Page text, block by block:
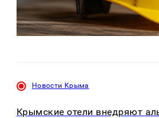
Новости Крыма
Крымские отели внедряют